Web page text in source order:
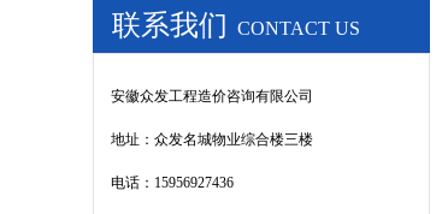
联系我们 CONTACT US
安徽众发工程造价咨询有限公司
地址： 众发名城物业综合楼三楼
电话：15956927436